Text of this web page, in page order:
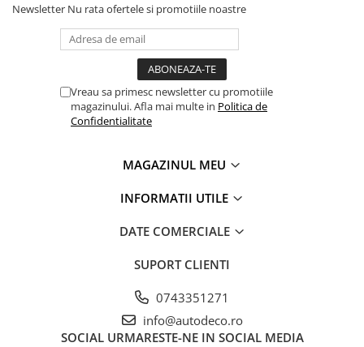
STICKERE UTILAJE AGRICOLE
VANATOARE - PESCUIT
STICKERE PERSONALIZATE
PRODUSE PERSONALIZATE FIRME
CARTI DE VIZITA
ECHIPAMENT DE LUCRU
PLACUTE INFORMATIVE
BANNERE PERSONALIZATE
TRICOURI MĂRCI AUTO
Newsletter Nu rata ofertele si promotiile noastre
Vreau sa primesc newsletter cu promotiile
magazinului. Afla mai multe in Politica de
Confidentialitate
MAGAZINUL MEU
INFORMATII UTILE
DATE COMERCIALE
SUPORT CLIENTI
0743351271
info@autodeco.ro
SOCIAL URMARESTE-NE IN SOCIAL MEDIA